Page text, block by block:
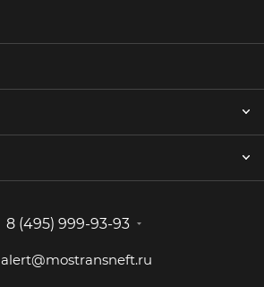
8 (495) 999-93-93
alert@mostransneft.ru